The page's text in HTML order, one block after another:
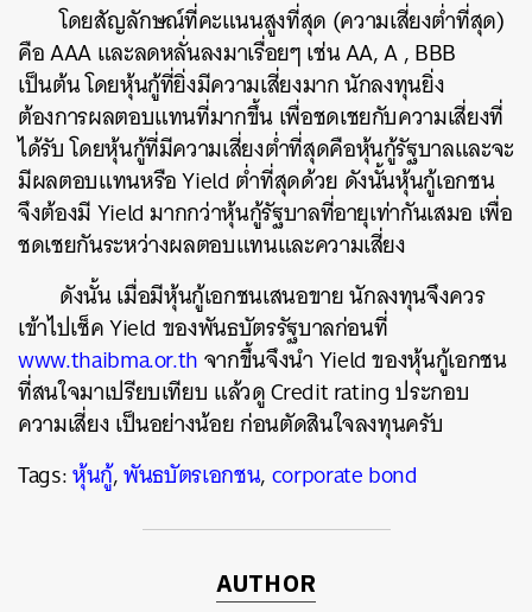
โดยสัญลักษณ์ที่คะแนนสูงที่สุด (ความเสี่ยงต่ำที่สุด)
คือ AAA และลดหลั่นลงมาเรื่อยๆ เช่น AA, A , BBB
เป็นต้น โดยหุ้นกู้ที่ยิ่งมีความเสี่ยงมาก นักลงทุนยิ่ง
ต้องการผลตอบแทนที่มากขึ้น เพื่อชดเชยกับความเสี่ยงที่
ได้รับ โดยหุ้นกู้ที่มีความเสี่ยงต่ำที่สุดคือหุ้นกู้รัฐบาลและจะ
มีผลตอบแทนหรือ Yield ต่ำที่สุดด้วย ดังนั้นหุ้นกู้เอกชน
จึงต้องมี Yield มากกว่าหุ้นกู้รัฐบาลที่อายุเท่ากันเสมอ เพื่อ
ชดเชยกันระหว่างผลตอบแทนและความเสี่ยง
ดังนั้น เมื่อมีหุ้นกู้เอกชนเสนอขาย นักลงทุนจึงควร
เข้าไปเช็ค Yield ของพันธบัตรรัฐบาลก่อนที่
www.thaibma.or.thจากขึ้นจึงนำ Yield ของหุ้นกู้เอกชน
ที่สนใจมาเปรียบเทียบ แล้วดู Credit rating ประกอบ
ความเสี่ยง เป็นอย่างน้อย ก่อนตัดสินใจลงทุนครับ
Tags:หุ้นกู้,พันธบัตรเอกชน,corporate bond
AUTHOR